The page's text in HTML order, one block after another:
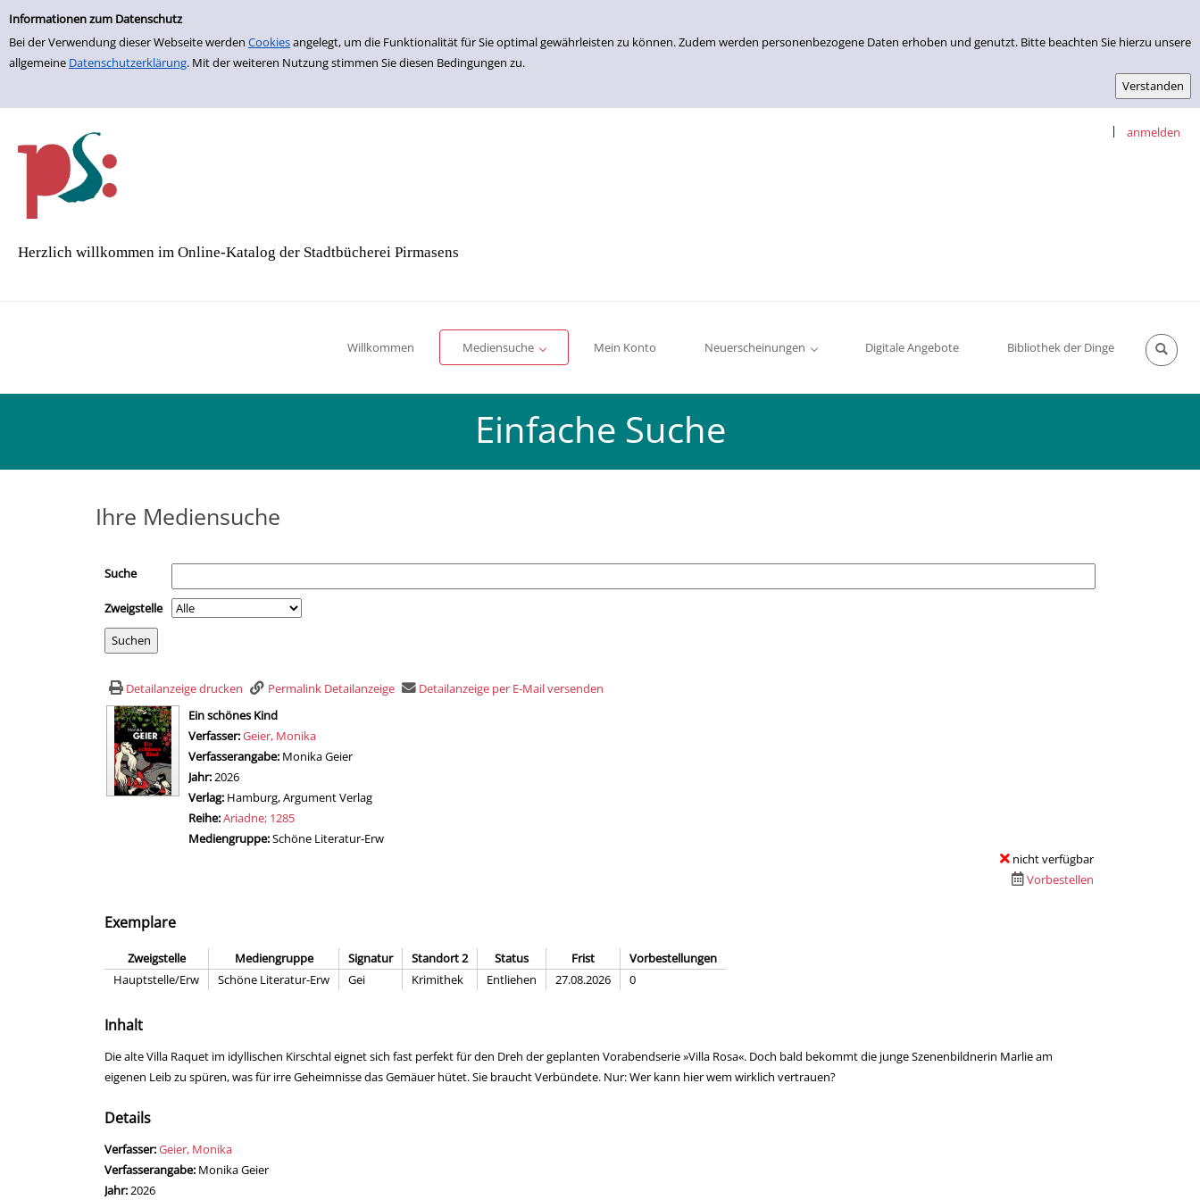
Einfache Suche
Informationen zum Datenschutz
Bei der Verwendung dieser Webseite werden Cookiesangelegt, um die Funktionalität für Sie optimal gewährleisten zu können. Zudem werden personenbezogene Daten erhoben und genutzt. Bitte beachten Sie hierzu unsere
allgemeine Datenschutzerklärung. Mit der weiteren Nutzung stimmen Sie diesen Bedingungen zu.
Zur Detailanzeige springen
Herzlich willkommen im Online-Katalog der Stadtbücherei Pirmasens
| anmelden
Willkommen
Mediensuche
Mein Konto
Neuerscheinungen
Digitale Angebote Bibliothek der Dinge
Einfache Suche
Ihre Mediensuche
Suche
Zweigstelle
Detailanzeige drucken Permalink Detailanzeige
Detailanzeige per E-Mail versenden
wird in neuem Tab geöffnet
Ein schönes Kind
Verfasser:Suche nach diesem Verfasser
Geier, Monika
Verfasserangabe: Monika Geier
Jahr:2026
Verlag: Hamburg, Argument Verlag
Reihe:Ariadne; 1285
Mediengruppe:Schöne Literatur-Erw
nicht verfügbar
Vorbestellen
Exemplare
Zweigstelle Mediengruppe Signatur Standort 2 Status Frist
Vorbestellungen
Hauptstelle/Erw
Schöne Literatur-Erw Gei Krimithek Entliehen 27.08.2026 0
Inhalt
Die alte Villa Raquet im idyllischen Kirschtal eignet sich fast perfekt für den Dreh der geplanten Vorabendserie »Villa Rosa«. Doch bald bekommt die junge Szenenbildnerin Marlie am
eigenen Leib zu spüren, was für irre Geheimnisse das Gemäuer hütet. Sie braucht Verbündete. Nur: Wer kann hier wem wirklich vertrauen?
Details
Verfasser:Suche nach diesem Verfasser
Geier, Monika
Verfasserangabe: Monika Geier
Jahr:2026